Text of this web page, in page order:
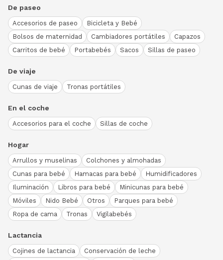
De paseo
Accesorios de paseo
Bicicleta y Bebé
Bolsos de maternidad
Cambiadores portátiles
Capazos
Carritos de bebé
Portabebés Sacos Sillas de paseo
De viaje
Cunas de viaje Tronas portátiles
En el coche
Accesorios para el coche Sillas de coche
Hogar
Arrullos y muselinas
Colchones y almohadas
Cunas para bebé
Hamacas para bebé
Humidificadores
Iluminación
Libros para bebé
Minicunas para bebé
Móviles
Nido Bebé Otros
Parques para bebé
Ropa de cama
Tronas Vigilabebés
Lactancia
Cojines de lactancia
Conservación de leche